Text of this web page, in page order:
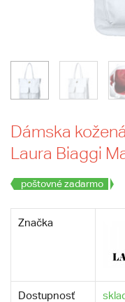
Dámska
Laura Biaggi
poštovné zadarmo
Značka
Dostupnosť